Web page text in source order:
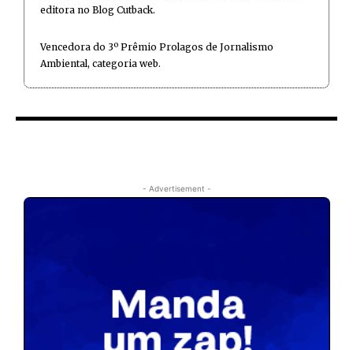
editora no Blog Cutback.
Vencedora do 3º Prêmio Prolagos de Jornalismo
Ambiental, categoria web.
- Advertisement -